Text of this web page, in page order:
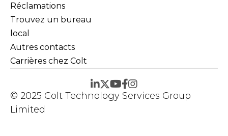
Réclamations
Trouvez un bureau
local
Autres contacts
Carrières chez Colt
© 2025 Colt Technology Services Group
Limited